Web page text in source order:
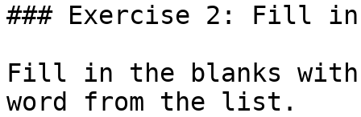
### Exercise 2: Fill in
Fill in the blanks with
word from the list.